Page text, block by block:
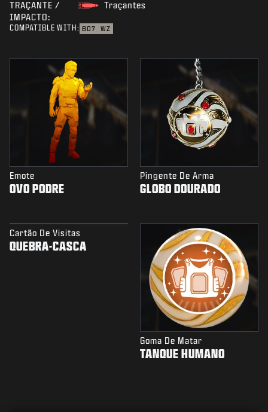
TRAÇANTE /
IMPACTO:
Traçantes
COMPATIBLE WITH: BO7 WZ
Emote
OVO PODRE
Pingente De Arma
GLOBO DOURADO
Cartão De Visitas
QUEBRA-CASCA
Goma De Matar
TANQUE HUMANO